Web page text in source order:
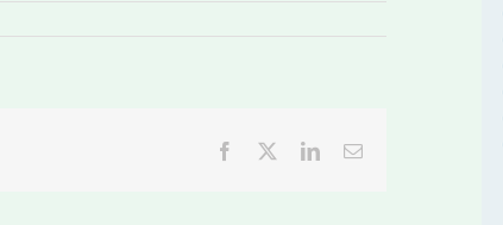
Facebook
TwitterLinkedInEmail: